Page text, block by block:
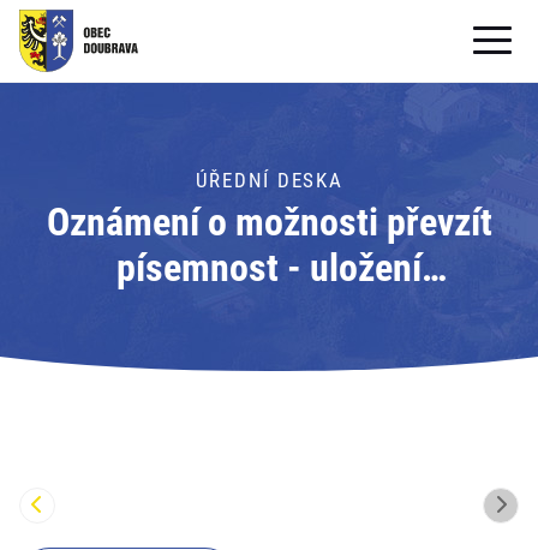
OBECNÍ ÚŘAD
PRO OBČANY
Formuláře ke stažení
PRO TURISTY
ÚŘEDNÍ DESKA
Oznámení o možnosti převzít
písemnost - uložení
úřad Doubrava